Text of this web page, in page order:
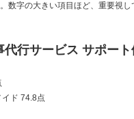
数字の大きい項目ほど、重要視し
代行サービス サポー
ド 74.8点